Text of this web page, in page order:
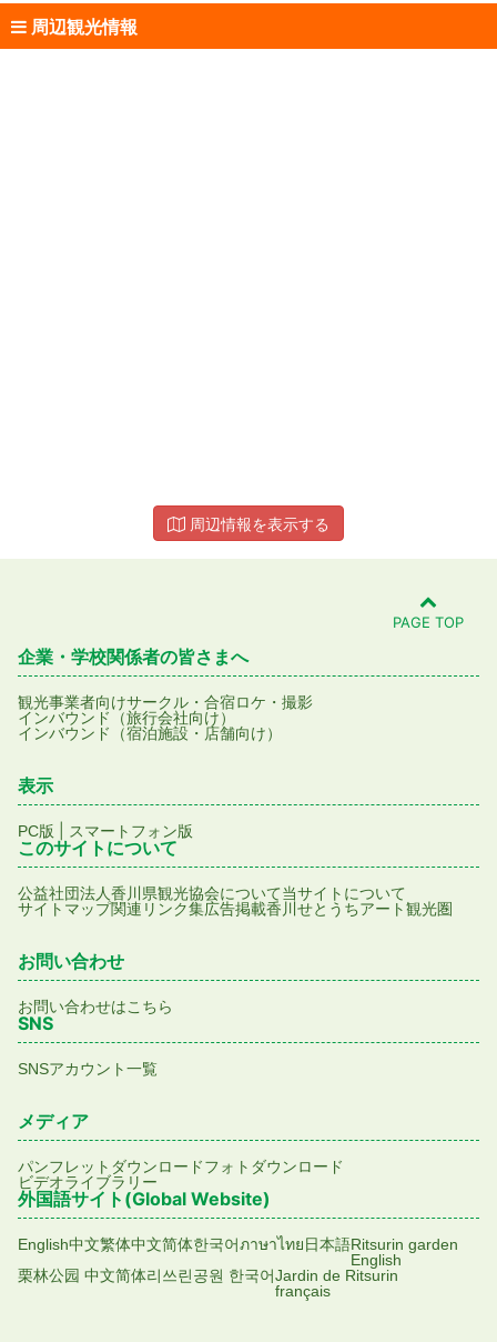
周辺観光情報
周辺情報を表示する
PAGE TOP
企業・学校関係者の皆さまへ
観光事業者向けサークル・合宿ロケ・撮影
インバウンド（旅行会社向け）
インバウンド（宿泊施設・店舗向け）
表示
PC版 スマートフォン版
このサイトについて
公益社団法人香川県観光協会について当サイトについて
サイトマップ関連リンク集広告掲載香川せとうちアート観光圏
お問い合わせ
お問い合わせはこちら
SNS
SNSアカウント一覧
メディア
パンフレットダウンロードフォトダウンロード
ビデオライブラリー
外国語サイト(Global Website)
English中文繁体中文简体한국어ภาษาไทย日本語Ritsurin garden
English
栗林公园 中文简体리쓰린공원 한국어Jardin de Ritsurin
français